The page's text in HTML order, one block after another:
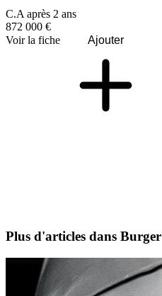
C.A après 2 ans
872 000 €
Voir la fiche
Ajouter
Plus d'articles dans Burger